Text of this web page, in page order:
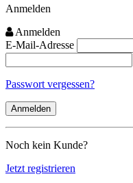
Anmelden
Anmelden
E-Mail-Adresse
Passwort vergessen?
Noch kein Kunde?
Jetzt registrieren